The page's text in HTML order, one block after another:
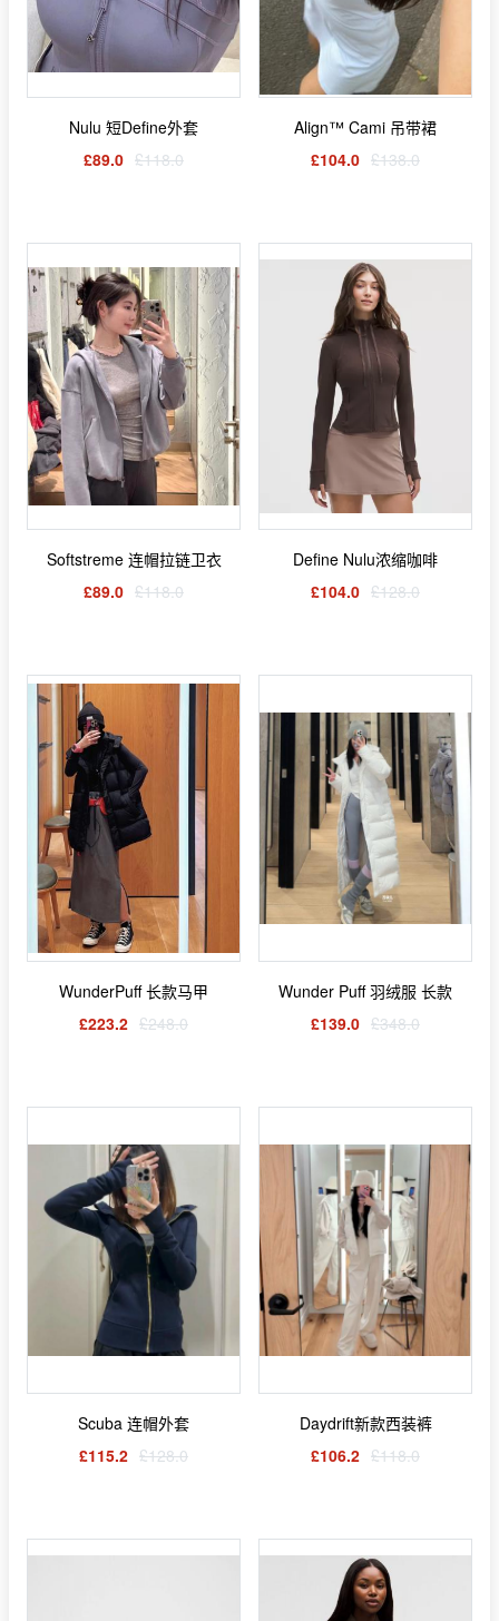
Nulu 短Define外套
£89.0 £118.0
Align™ Cami 吊带裙
£104.0 £138.0
Softstreme 连帽拉链卫衣
£89.0 £118.0
Define Nulu浓缩咖啡
£104.0 £128.0
WunderPuff 长款马甲
£223.2 £248.0
Wunder Puff 羽绒服 长款
£139.0 £348.0
Scuba 连帽外套
£115.2 £128.0
Daydrift新款西装裤
£106.2 £118.0